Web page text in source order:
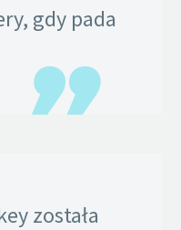
gdy pada
została